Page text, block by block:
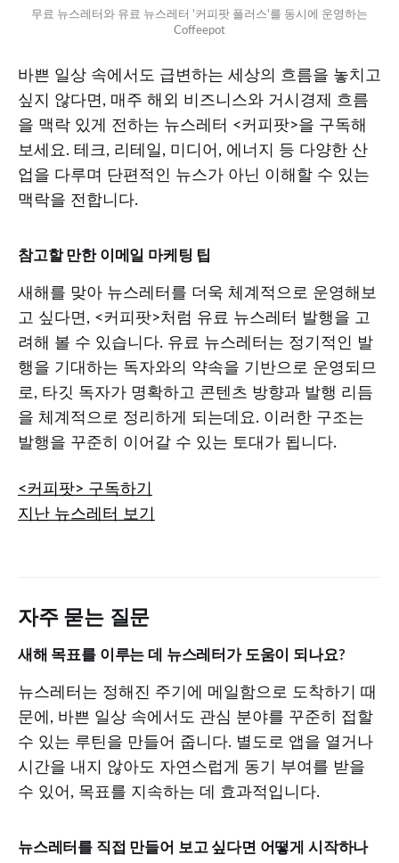
무료 뉴스레터와 유료 뉴스레터 '커피팟 플러스'를 동시에 운영하는
Coffeepot
바쁜 일상 속에서도 급변하는 세상의 흐름을 놓치고
싶지 않다면, 매주 해외 비즈니스와 거시경제 흐름
을 맥락 있게 전하는 뉴스레터 <커피팟>을 구독해
보세요. 테크, 리테일, 미디어, 에너지 등 다양한 산
업을 다루며 단편적인 뉴스가 아닌 이해할 수 있는
맥락을 전합니다.
참고할 만한 이메일 마케팅 팁
새해를 맞아 뉴스레터를 더욱 체계적으로 운영해보
고 싶다면, <커피팟>처럼 유료 뉴스레터 발행을 고
려해 볼 수 있습니다. 유료 뉴스레터는 정기적인 발
행을 기대하는 독자와의 약속을 기반으로 운영되므
로, 타깃 독자가 명확하고 콘텐츠 방향과 발행 리듬
을 체계적으로 정리하게 되는데요. 이러한 구조는
발행을 꾸준히 이어갈 수 있는 토대가 됩니다.
<커피팟> 구독하기
지난 뉴스레터 보기
자주 묻는 질문
새해 목표를 이루는 데 뉴스레터가 도움이 되나요?
뉴스레터는 정해진 주기에 메일함으로 도착하기 때
문에, 바쁜 일상 속에서도 관심 분야를 꾸준히 접할
수 있는 루틴을 만들어 줍니다. 별도로 앱을 열거나
시간을 내지 않아도 자연스럽게 동기 부여를 받을
수 있어, 목표를 지속하는 데 효과적입니다.
뉴스레터를 직접 만들어 보고 싶다면 어떻게 시작하나